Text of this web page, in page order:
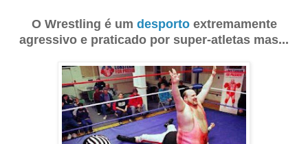
O Wrestling é um desportoextremamente
agressivo e praticado por super-atletas mas...